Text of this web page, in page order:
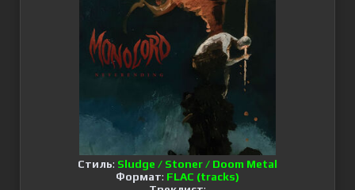
Стиль: Sludge / Stoner / Doom Metal
Формат: FLAC (tracks)